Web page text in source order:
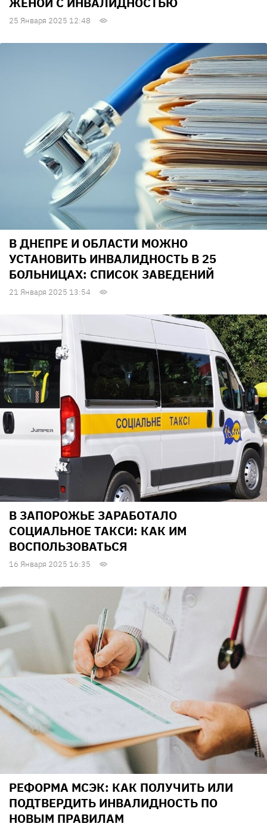
25 Января 2025 12:48
В ДНЕПРЕ И ОБЛАСТИ МОЖНО
УСТАНОВИТЬ ИНВАЛИДНОСТЬ В 25
БОЛЬНИЦАХ: СПИСОК ЗАВЕДЕНИЙ
21 Января 2025 13:54
В ЗАПОРОЖЬЕ ЗАРАБОТАЛО
СОЦИАЛЬНОЕ ТАКСИ: КАК ИМ
ВОСПОЛЬЗОВАТЬСЯ
16 Января 2025 16:35
РЕФОРМА МСЭК: КАК ПОЛУЧИТЬ ИЛИ
ПОДТВЕРДИТЬ ИНВАЛИДНОСТЬ ПО
НОВЫМ ПРАВИЛАМ